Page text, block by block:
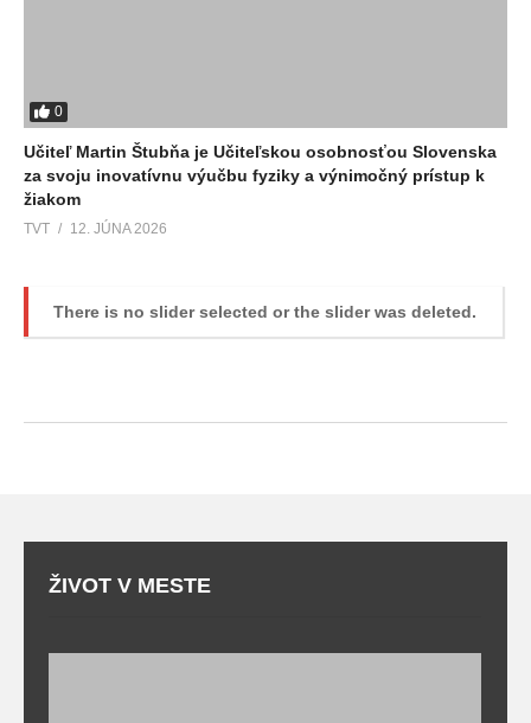
0
Učiteľ Martin Štubňa je Učiteľskou osobnosťou Slovenska
za svoju inovatívnu výučbu fyziky a výnimočný prístup k
žiakom
TVT 12. JÚNA 2026
There is no slider selected or the slider was deleted.
ŽIVOT V MESTE